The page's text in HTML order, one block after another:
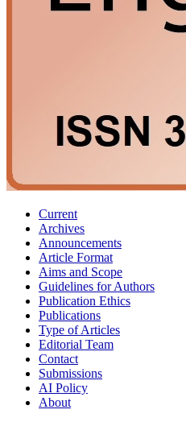
Current
Archives
Announcements
Article Format
Aims and Scope
Guidelines for Authors
Publication Ethics
Publications
Type of Articles
Editorial Team
Contact
Submissions
AI Policy
About